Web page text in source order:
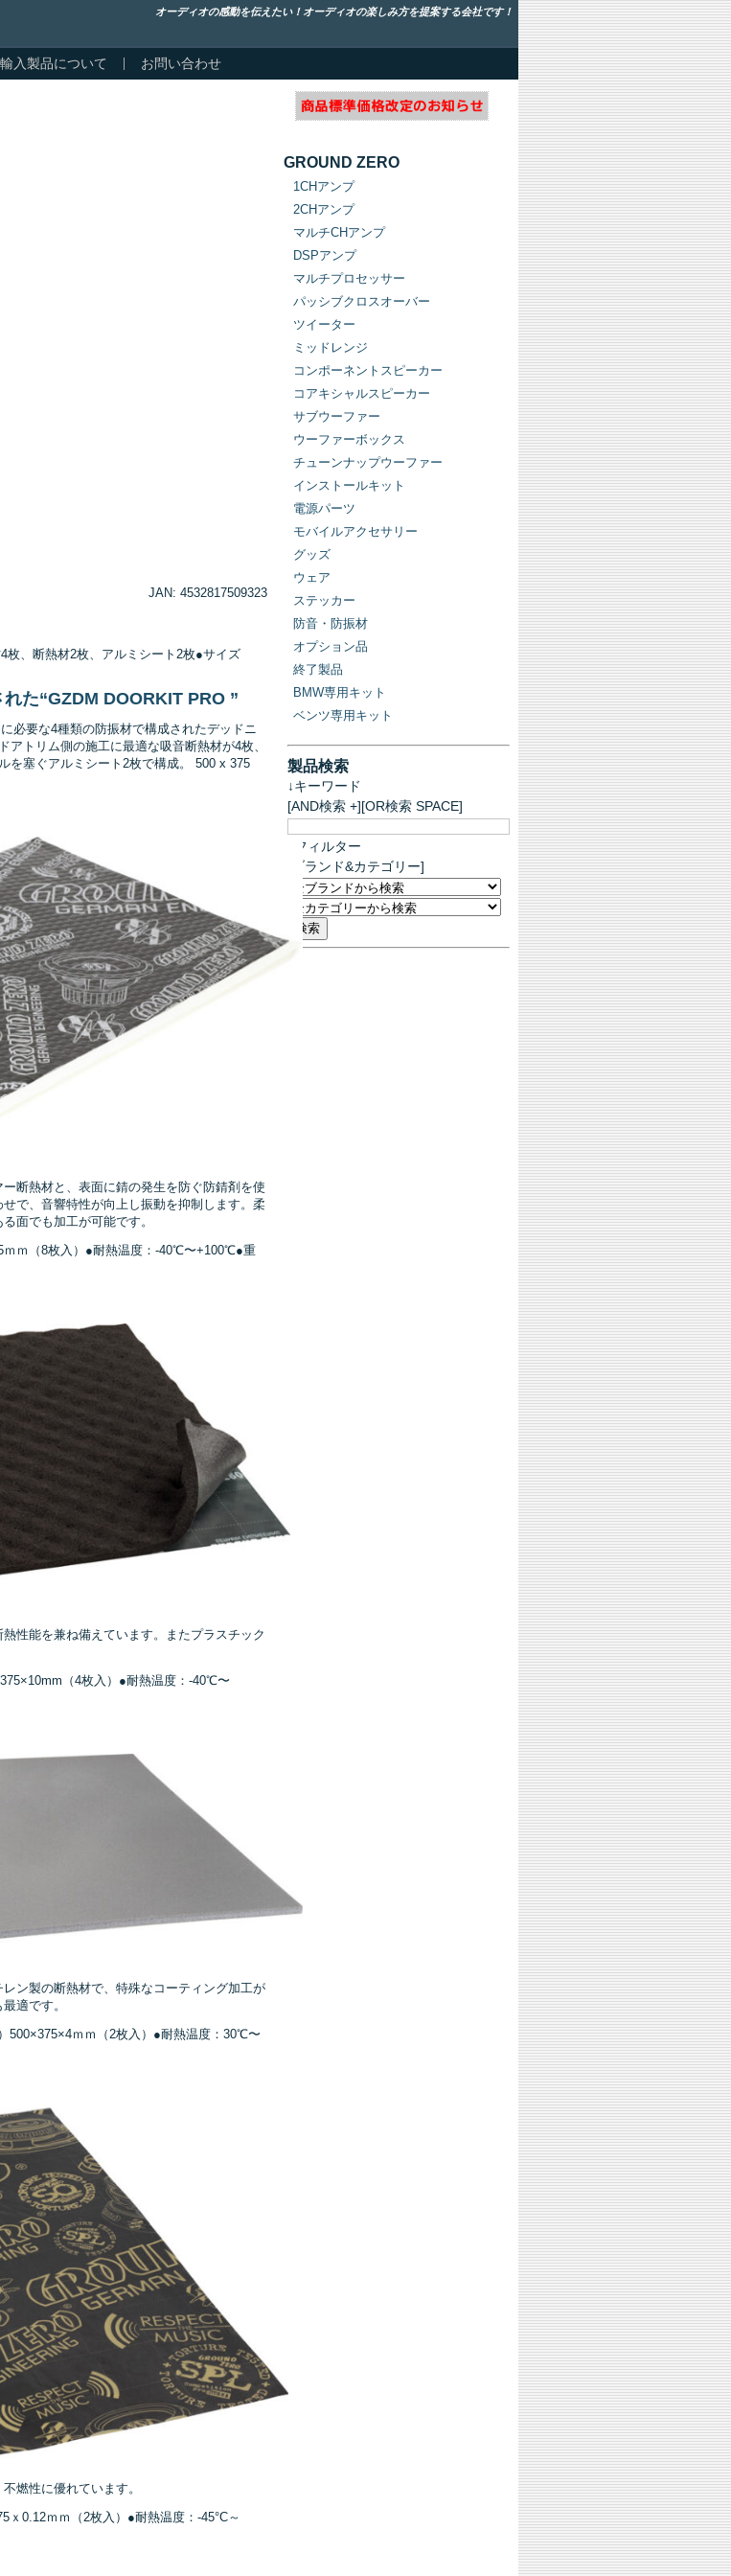
オーディオの感動を伝えたい！オーディオの楽しみ方を提案する会社です！
輸入製品について お問い合わせ
JAN: 4532817509323
枚、断熱材2枚、アルミシート2枚●サイズ
た“GZDM DOORKIT PRO ”
必要な4種類の防振材で構成されたデッドニ
トリム側の施工に最適な吸音断熱材が4枚、
を塞ぐアルミシート2枚で構成。 500 x 375
断熱材と、表面に錆の発生を防ぐ防錆剤を使
で、音響特性が向上し振動を抑制します。柔
面でも加工が可能です。
ｍｍ（8枚入）●耐熱温度：-40℃〜+100℃●重
性能を兼ね備えています。またプラスチック
（4枚入）●耐熱温度：-40℃〜
ン製の断熱材で、特殊なコーティング加工が
適です。
500×375×4ｍｍ（2枚入）●耐熱温度：30℃〜
燃性に優れています。
0.12ｍｍ（2枚入）●耐熱温度：-45°C～
GROUND ZERO
1CHアンプ
2CHアンプ
マルチCHアンプ
DSPアンプ
マルチプロセッサー
パッシブクロスオーバー
ツイーター
ミッドレンジ
コンポーネントスピーカー
コアキシャルスピーカー
サブウーファー
ウーファーボックス
チューンナップウーファー
インストールキット
電源パーツ
モバイルアクセサリー
グッズ
ウェア
ステッカー
防音・防振材
オプション品
終了製品
BMW専用キット
ベンツ専用キット
製品検索
↓キーワード
[AND検索 +][OR検索 SPACE]
↓フィルター
[ブランド&カテゴリー]